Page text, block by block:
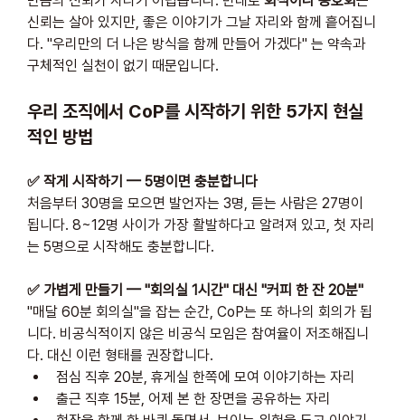
신뢰는 살아 있지만, 좋은 이야기가 그날 자리와 함께 흩어집니
다. "우리만의 더 나은 방식을 함께 만들어 가겠다" 는 약속과
구체적인 실천이 없기 때문입니다.
우리 조직에서 CoP를 시작하기 위한 5가지 현실
적인 방법
✅ 작게 시작하기 — 5명이면 충분합니다
처음부터 30명을 모으면 발언자는 3명, 듣는 사람은 27명이
됩니다. 8~12명 사이가 가장 활발하다고 알려져 있고, 첫 자리
는 5명으로 시작해도 충분합니다.
✅ 가볍게 만들기 — "회의실 1시간" 대신 "커피 한 잔 20분"
"매달 60분 회의실"을 잡는 순간, CoP는 또 하나의 회의가 됩
니다. 비공식적이지 않은 비공식 모임은 참여율이 저조해집니
다. 대신 이런 형태를 권장합니다.
점심 직후 20분, 휴게실 한쪽에 모여 이야기하는 자리
출근 직후 15분, 어제 본 한 장면을 공유하는 자리